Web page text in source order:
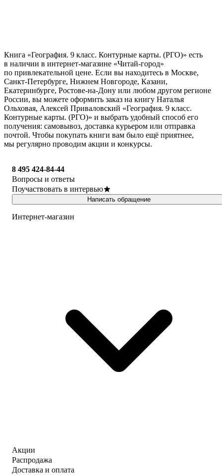
Книга «География. 9 класс. Контурные карты. (РГО)» есть
в наличии в интернет-магазине «Читай-город»
по привлекательной цене. Если вы находитесь в Москве,
Санкт-Петербурге, Нижнем Новгороде, Казани,
Екатеринбурге, Ростове-на-Дону или любом другом регионе
России, вы можете оформить заказ на книгу Наталья
Ольховая, Алексей Приваловский «География. 9 класс.
Контурные карты. (РГО)» и выбрать удобный способ его
получения: самовывоз, доставка курьером или отправка
почтой. Чтобы покупать книги вам было ещё приятнее,
мы регулярно проводим акции и конкурсы.
8 495 424-84-44
Вопросы и ответы
Поучаствовать в интервью
Написать обращение
Интернет-магазин
Акции
Распродажа
Доставка и оплата